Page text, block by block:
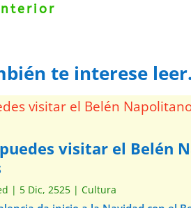
te interese
visitar el Belén
| 5 Dic, 2525 |Cultura